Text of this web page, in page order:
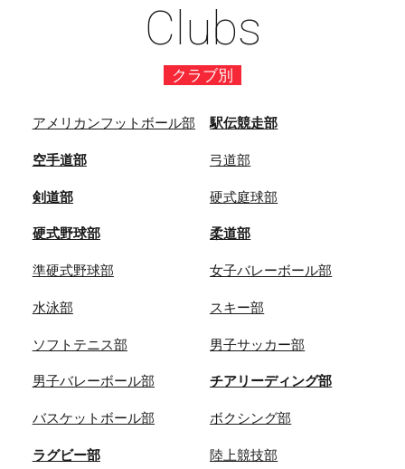
Clubs
クラブ別
アメリカンフットボール部 駅伝競走部
空手道部 弓道部
剣道部 硬式庭球部
硬式野球部 柔道部
準硬式野球部 女子バレーボール部
水泳部 スキー部
ソフトテニス部 男子サッカー部
男子バレーボール部 チアリーディング部
バスケットボール部 ボクシング部
ラグビー部 陸上競技部